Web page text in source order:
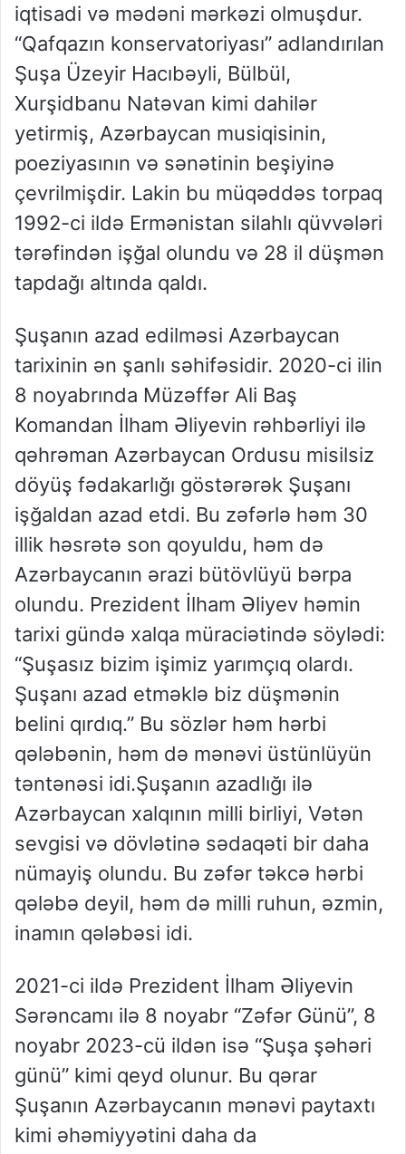
iqtisadi və mədəni mərkəzi olmuşdur.
“Qafqazın konservatoriyası” adlandırılan
Şuşa Üzeyir Hacıbəyli, Bülbül,
Xurşidbanu Natəvan kimi dahilər
yetirmiş, Azərbaycan musiqisinin,
poeziyasının və sənətinin beşiyinə
çevrilmişdir. Lakin bu müqəddəs torpaq
1992-ci ildə Ermənistan silahlı qüvvələri
tərəfindən işğal olundu və 28 il düşmən
tapdağı altında qaldı.
Şuşanın azad edilməsi Azərbaycan
tarixinin ən şanlı səhifəsidir. 2020-ci ilin
8 noyabrında Müzəffər Ali Baş
Komandan İlham Əliyevin rəhbərliyi ilə
qəhrəman Azərbaycan Ordusu misilsiz
döyüş fədakarlığı göstərərək Şuşanı
işğaldan azad etdi. Bu zəfərlə həm 30
illik həsrətə son qoyuldu, həm də
Azərbaycanın ərazi bütövlüyü bərpa
olundu. Prezident İlham Əliyev həmin
tarixi gündə xalqa müraciətində söylədi:
“Şuşasız bizim işimiz yarımçıq olardı.
Şuşanı azad etməklə biz düşmənin
belini qırdıq.” Bu sözlər həm hərbi
qələbənin, həm də mənəvi üstünlüyün
təntənəsi idi.Şuşanın azadlığı ilə
Azərbaycan xalqının milli birliyi, Vətən
sevgisi və dövlətinə sədaqəti bir daha
nümayiş olundu. Bu zəfər təkcə hərbi
qələbə deyil, həm də milli ruhun, əzmin,
inamın qələbəsi idi.
2021-ci ildə Prezident İlham Əliyevin
Sərəncamı ilə 8 noyabr “Zəfər Günü”, 8
noyabr 2023-cü ildən isə “Şuşa şəhəri
günü” kimi qeyd olunur. Bu qərar
Şuşanın Azərbaycanın mənəvi paytaxtı
kimi əhəmiyyətini daha da